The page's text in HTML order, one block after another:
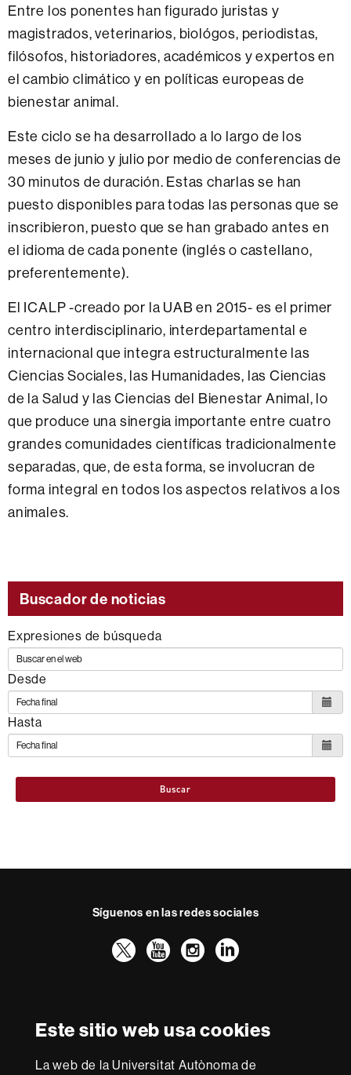
Este sitio web usa cookies
La web de la Universitat Autònoma de
Entre los ponentes han figurado juristas y
magistrados, veterinarios, biológos, periodistas,
filósofos, historiadores, académicos y expertos en
el cambio climático y en políticas europeas de
bienestar animal.
Este ciclo se ha desarrollado a lo largo de los
meses de junio y julio por medio de conferencias de
30 minutos de duración. Estas charlas se han
puesto disponibles para todas las personas que se
inscribieron, puesto que se han grabado antes en
el idioma de cada ponente (inglés o castellano,
preferentemente).
El ICALP -creado por la UAB en 2015- es el primer
centro interdisciplinario, interdepartamental e
internacional que integra estructuralmente las
Ciencias Sociales, las Humanidades, las Ciencias
de la Salud y las Ciencias del Bienestar Animal, lo
que produce una sinergia importante entre cuatro
grandes comunidades científicas tradicionalmente
separadas, que, de esta forma, se involucran de
forma integral en todos los aspectos relativos a los
animales.
Buscador de noticias
Expresiones de búsqueda
Desde
Hasta
Buscar
Síguenos en las redes sociales
TwitterYouTube
Instagram
LinkedIn
Excellence
Research